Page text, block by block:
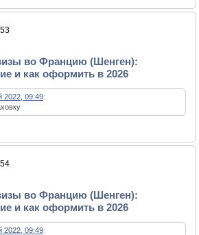
во Францию (Шенген):
и как оформить в 2026
2022, 09:49:
во Францию (Шенген):
и как оформить в 2026
2022, 09:49: